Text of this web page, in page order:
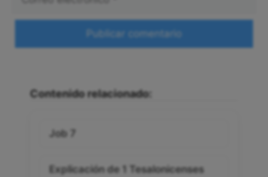
Contenido relacionado:
Job 7
Explicación de 1 Tesalonicenses